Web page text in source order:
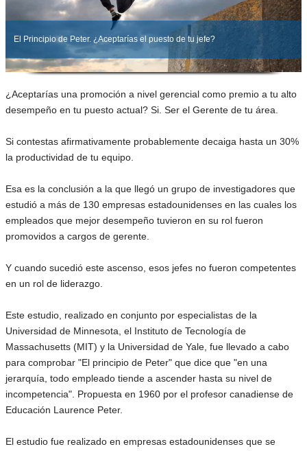
El Principio de Peter. ¿Aceptarías el puesto de tu jefe?
¿Aceptarías una promoción a nivel gerencial como premio a tu alto
desempeño en tu puesto actual? Si. Ser el Gerente de tu área.
Si contestas afirmativamente probablemente decaiga hasta un 30%
la productividad de tu equipo.
Esa es la conclusión a la que llegó un grupo de investigadores que
estudió a más de 130 empresas estadounidenses en las cuales los
empleados que mejor desempeño tuvieron en su rol fueron
promovidos a cargos de gerente.
Y cuando sucedió este ascenso, esos jefes no fueron competentes
en un rol de liderazgo.
Este estudio, realizado en conjunto por especialistas de la
Universidad de Minnesota, el Instituto de Tecnología de
Massachusetts (MIT) y la Universidad de Yale, fue llevado a cabo
para comprobar "El principio de Peter" que dice que "en una
jerarquía, todo empleado tiende a ascender hasta su nivel de
incompetencia". Propuesta en 1960 por el profesor canadiense de
Educación Laurence Peter.
El estudio fue realizado en empresas estadounidenses que se